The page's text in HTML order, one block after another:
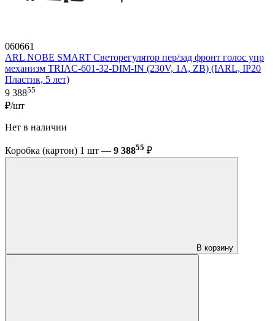
060661
ARL NOBE SMART Светорегулятор пер/зад фронт голос упр
механизм TRIAC-601-32-DIM-IN (230V, 1A, ZB) (IARL, IP20
Пластик, 5 лет)
9 38855
₽/шт
Нет в наличии
Коробка (картон) 1 шт — 9 38855 ₽
В корзину